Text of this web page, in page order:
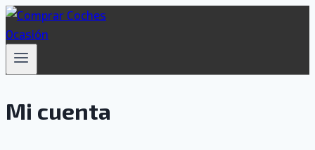
Saltar
al
contenido
Mi cuenta